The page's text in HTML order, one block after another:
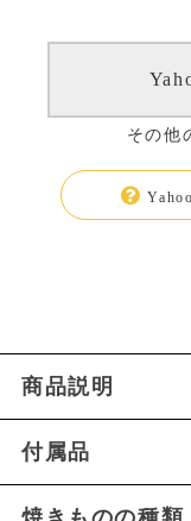
その他
商品説明
付属品